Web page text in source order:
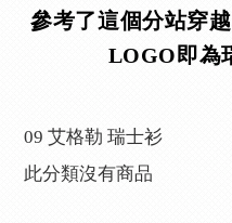
參考了這個分站穿
LOGO即為
09 艾格勒 瑞士衫
此分類沒有商品